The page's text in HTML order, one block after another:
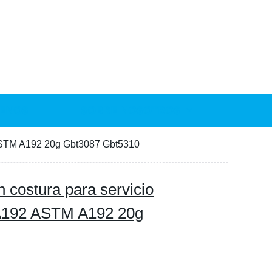
A192 20g Gbt3087 Gbt5310
costura para servicio
ASTM A192 20g